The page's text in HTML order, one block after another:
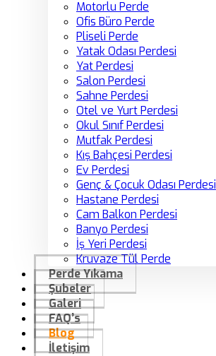
Motorlu Perde
Ofis Büro Perde
Pliseli Perde
Yatak Odası Perdesi
Yat Perdesi
Salon Perdesi
Sahne Perdesi
Otel ve Yurt Perdesi
Okul Sınıf Perdesi
Mutfak Perdesi
Kış Bahçesi Perdesi
Ev Perdesi
Genç & Çocuk Odası Perdesi
Hastane Perdesi
Cam Balkon Perdesi
Banyo Perdesi
İş Yeri Perdesi
Kruvaze Tül Perde
Perde Yıkama
Şubeler
Galeri
FAQ’s
Blog
İletişim